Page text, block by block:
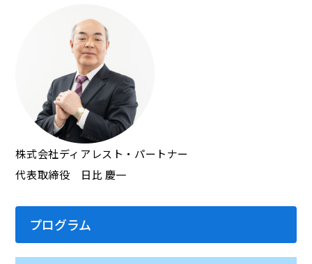
株式会社ディアレスト・パートナー
代表取締役 日比 慶一
プログラム